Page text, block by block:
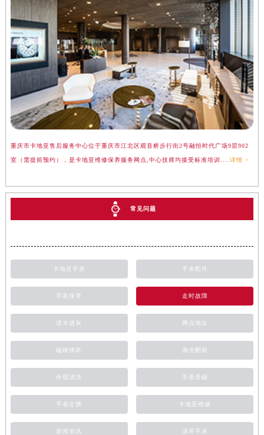
重庆市卡地亚售后服务中心位于重庆市江北区观音桥步行街2号融恒时代广场9层902
室（需提前预约），是卡地亚维修保养服务网点,中心技师均接受标准培训.... 详情 >
常见问题
卡地亚手表 手表配件
手表保养 走时故障
进水进灰 网点地址
磕碰摔坏 抛光翻新
外观清洗 手表受磁
手表生锈 卡地亚维修
新闻资讯 浪琴手表